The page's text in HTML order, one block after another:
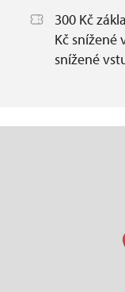
300 Kč
Kč snížené
snížené